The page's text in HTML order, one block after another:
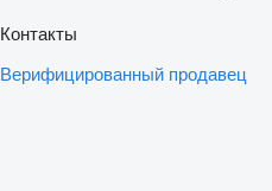
Контакты
Верифицированный продавец